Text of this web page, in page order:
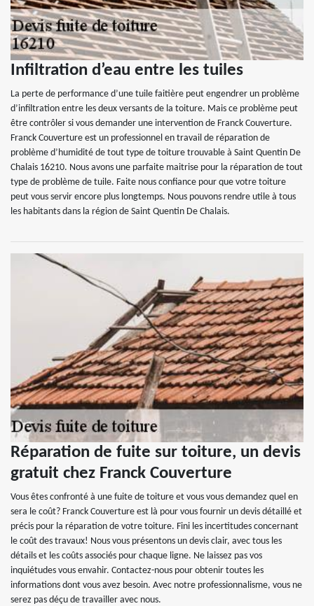
Infiltration d’eau entre les tuiles
La perte de performance d’une tuile faitière peut engendrer un problème
d’infiltration entre les deux versants de la toiture. Mais ce problème peut
être contrôler si vous demander une intervention de Franck Couverture.
Franck Couverture est un professionnel en travail de réparation de
problème d’humidité de tout type de toiture trouvable à Saint Quentin De
Chalais 16210. Nous avons une parfaite maitrise pour la réparation de tout
type de problème de tuile. Faite nous confiance pour que votre toiture
peut vous servir encore plus longtemps. Nous pouvons rendre utile à tous
les habitants dans la région de Saint Quentin De Chalais.
Réparation de fuite sur toiture, un devis
gratuit chez Franck Couverture
Vous êtes confronté à une fuite de toiture et vous vous demandez quel en
sera le coût? Franck Couverture est là pour vous fournir un devis détaillé et
précis pour la réparation de votre toiture. Fini les incertitudes concernant
le coût des travaux! Nous vous présentons un devis clair, avec tous les
détails et les coûts associés pour chaque ligne. Ne laissez pas vos
inquiétudes vous envahir. Contactez-nous pour obtenir toutes les
informations dont vous avez besoin. Avec notre professionnalisme, vous ne
serez pas déçu de travailler avec nous.